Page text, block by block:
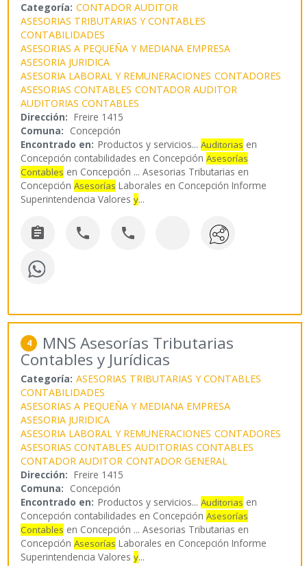
Categoría: CONTADOR AUDITOR
ASESORIAS TRIBUTARIAS Y CONTABLES
CONTABILIDADES
ASESORIAS A PEQUEÑA Y MEDIANA EMPRESA
ASESORIA JURIDICA
ASESORIA LABORAL Y REMUNERACIONES CONTADORES
ASESORIAS CONTABLES CONTADOR AUDITOR
AUDITORIAS CONTABLES
Dirección: Freire 1415
Comuna: Concepción
Encontrado en: Productos y servicios...Auditorias en
Concepción contabilidades en ConcepciónAsesorías
Contables en Concepción ... Asesorias Tributarias en
ConcepciónAsesorías Laborales en Concepción Informe
Superintendencia Valoresy...
  
4 MNS Asesorías Tributarias
Contables y Jurídicas
Categoría: ASESORIAS TRIBUTARIAS Y CONTABLES
CONTABILIDADES
ASESORIAS A PEQUEÑA Y MEDIANA EMPRESA
ASESORIA JURIDICA
ASESORIA LABORAL Y REMUNERACIONES CONTADORES
ASESORIAS CONTABLES AUDITORIAS CONTABLES
CONTADOR AUDITOR CONTADOR GENERAL
Dirección: Freire 1415
Comuna: Concepción
Encontrado en: Productos y servicios...Auditorias en
Concepción contabilidades en ConcepciónAsesorías
Contables en Concepción ... Asesorias Tributarias en
ConcepciónAsesorías Laborales en Concepción Informe
Superintendencia Valoresy...